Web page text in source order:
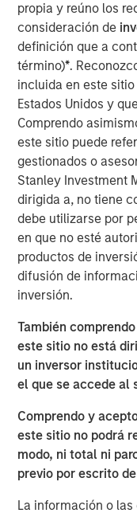
propia y reúno los
consideración de
definición que a
término)*.
incluida en este
Estados Unidos y
Comprendo
este sitio puede
gestionados o
Stanley Investment
dirigida a, no tiene
debe utilizarse por
en que no esté
productos de
difusión de
inversión.
También
este sitio no está
un inversor
el que se accede al
Comprendo y
este sitio no podrá
modo, ni total ni
previo por escrito
La información o
We explore the
recognition,
action.
While it can be
appropriately, it
overconfidence.
We define
tends to work
misleading,
Pattern
environments
feedback is
Descargar PDF
Counterpoint
creativity, continued
thinking.